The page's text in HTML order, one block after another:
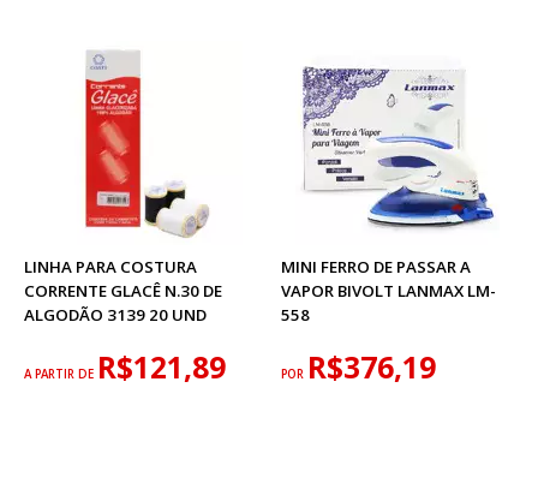
LINHA PARA COSTURA
CORRENTE GLACÊ N.30 DE
ALGODÃO 3139 20 UND
A PARTIR DE R$121,89
MINI FERRO DE PASSAR A
VAPOR BIVOLT LANMAX LM-
558
POR R$376,19